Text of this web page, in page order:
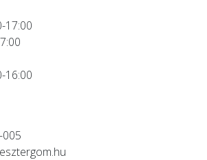
17:00
16:00